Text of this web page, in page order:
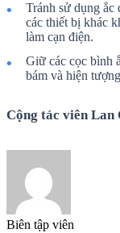
Tránh sử dụng ắc
các thiết bị khác
làm cạn điện.
Giữ các cọc bình
bám và hiện
Cộng tác viên Lan
Biên tập viên